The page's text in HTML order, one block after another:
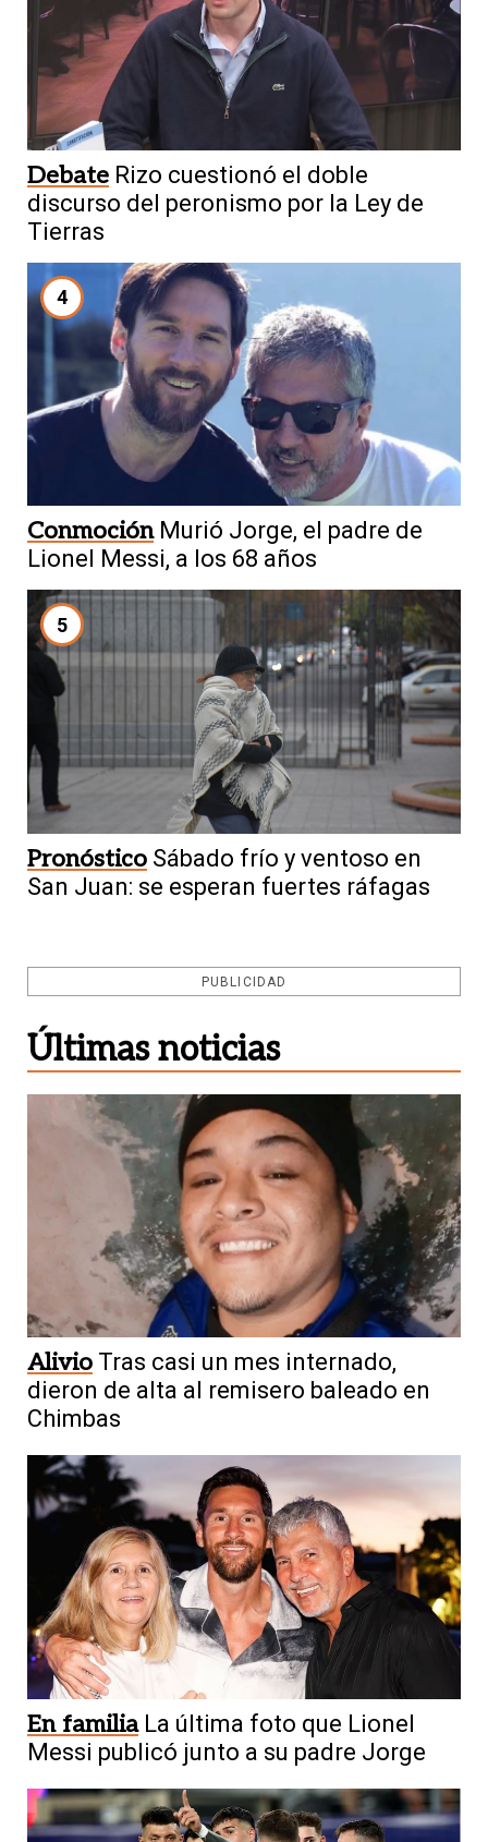
Debate Rizo cuestionó el doble
discurso del peronismo por la Ley de
Tierras
4
Conmoción Murió Jorge, el padre de
Lionel Messi, a los 68 años
5
Pronóstico Sábado frío y ventoso en
San Juan: se esperan fuertes ráfagas
PUBLICIDAD
Últimas noticias
Alivio Tras casi un mes internado,
dieron de alta al remisero baleado en
Chimbas
En familia La última foto que Lionel
Messi publicó junto a su padre Jorge